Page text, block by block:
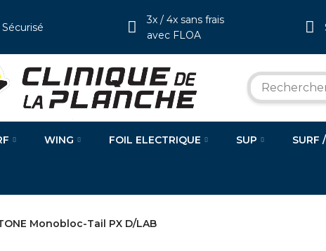
3x / 4x sans frais
avec FLOA
WING FOIL ELECTRIQUE SUP SURF
Monobloc-Tail PX D/LAB